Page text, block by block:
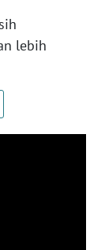
lebih